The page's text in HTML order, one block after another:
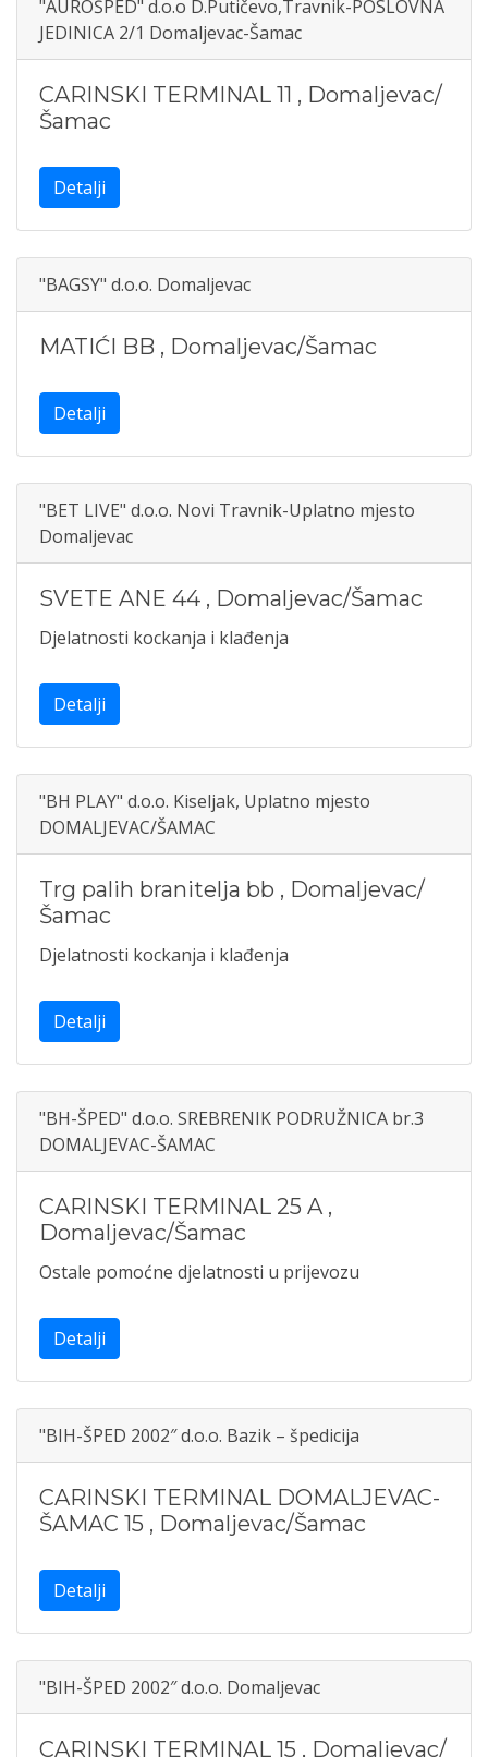
"AUROŠPED" d.o.o D.Putičevo,Travnik-POSLOVNA
JEDINICA 2/1 Domaljevac-Šamac
CARINSKI TERMINAL 11 , Domaljevac/
Šamac
Detalji
"BAGSY" d.o.o. Domaljevac
MATIĆI BB , Domaljevac/Šamac
Detalji
"BET LIVE" d.o.o. Novi Travnik-Uplatno mjesto
Domaljevac
SVETE ANE 44 , Domaljevac/Šamac
Djelatnosti kockanja i klađenja
Detalji
"BH PLAY" d.o.o. Kiseljak, Uplatno mjesto
DOMALJEVAC/ŠAMAC
Trg palih branitelja bb , Domaljevac/
Šamac
Djelatnosti kockanja i klađenja
Detalji
"BH-ŠPED" d.o.o. SREBRENIK PODRUŽNICA br.3
DOMALJEVAC-ŠAMAC
CARINSKI TERMINAL 25 A ,
Domaljevac/Šamac
Ostale pomoćne djelatnosti u prijevozu
Detalji
"BIH-ŠPED 2002″ d.o.o. Bazik – špedicija
CARINSKI TERMINAL DOMALJEVAC-
ŠAMAC 15 , Domaljevac/Šamac
Detalji
"BIH-ŠPED 2002″ d.o.o. Domaljevac
CARINSKI TERMINAL 15 , Domaljevac/